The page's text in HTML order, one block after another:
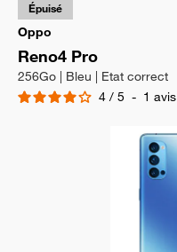
Oppo
Reno4 Pro
256Go | Bleu | Etat correct
4 / 5 - 1 avis
Épuisé